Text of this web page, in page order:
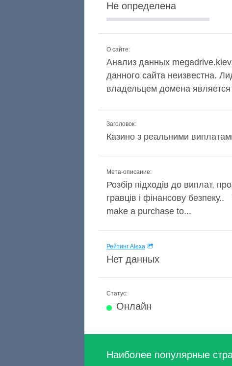
Не определена
О сайте:
Анализ данных
данного сайта неизвестна.
владельцем домена
Заголовок:
Казино з реальними
Мета-описание:
Розбір підходів до виплат,
гравців і фінансову
make a purchase to...
Рейтинг Alexa
Нет данных
Статус:
Онлайн
Наиболее популярные